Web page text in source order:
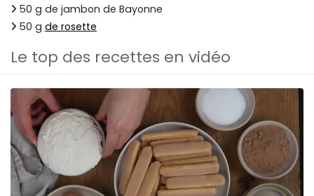
50 g de jambon de Bayonne
50 g de rosette
Le top des recettes en vidéo